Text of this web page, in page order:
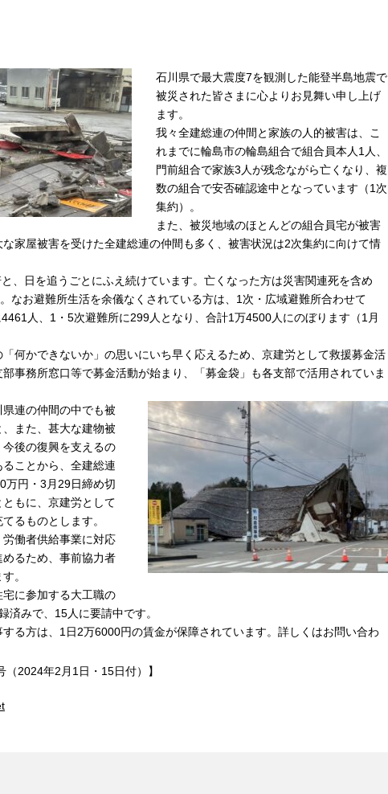
石川県で最大震度7を観測した能登半島地震で
被災された皆さまに心よりお見舞い申し上げ
ます。
我々全建総連の仲間と家族の人的被害は、こ
れまでに輪島市の輪島組合で組合員本人1人、
門前組合で家族3人が残念ながら亡くなり、複
数の組合で安否確認途中となっています（1次
集約）。
また、被災地域のほとんどの組合員宅が被害
家屋被害を受けた全建総連の仲間も多く、被害状況は2次集約に向けて情
、日を追うごとにふえ続けています。亡くなった方は災害関連死を含め
なお避難所生活を余儀なくされている方は、1次・広域避難所合わせて
人、1・5次避難所に299人となり、合計1万4500人にのぼります（1月
何かできないか」の思いにいち早く応えるため、京建労として救援募金活
事務所窓口等で募金活動が始まり、「募金袋」も各支部で活用されていま
連の仲間の中でも被
また、甚大な建物被
後の復興を支えるの
ことから、全建総連
万円・3月29日締め切
もに、京建労として
るものとします。
働者供給事業に対応
るため、事前協力者
。
に参加する大工職の
済みで、15人に要請中です。
る方は、1日2万6000円の賃金が保障されています。詳しくはお問い合わ
（2024年2月1日・15日付）】